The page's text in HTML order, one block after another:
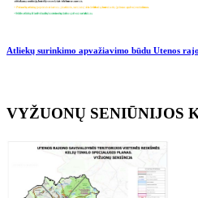
Atliekų surinkimo apvažiavimo būdu Utenos
VYŽUONŲ SENIŪNIJOS